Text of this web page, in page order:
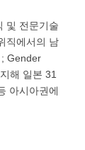
및 전문기술
직에서의 남
Gender
해 일본 31
아시아권에